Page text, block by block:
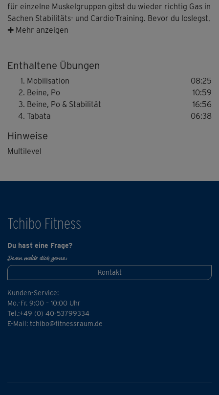
für einzelne Muskelgruppen gibst du wieder richtig Gas in
Sachen Stabilitäts- und Cardio-Training. Bevor du loslegst,
bringt dieses Mal wieder eine Mobilisation Leben in deine
der Beine und Po toll formt. Im nächsten Part sorgen
einbeinige Squats, seitliche Jumps in die Standwaage und
Co. für spürbar mehr Gleichgewicht und Stabilität. Und
jetzt mach dich bereit fürs Tabata-Training mit Skater,
Squats und modellierten Runners. Auf acht
wieder 10 Sekunden Pause.
Schwierigkeitsstufen. Wähle wieder die Variante, die am
✚ Mehr anzeigen
Enthaltene Übungen
Mobilisation
08:25
Beine, Po
10:59
Beine, Po & Stabilität
16:56
Tabata
06:38
Hinweise
Multilevel
Tchibo Fitness
Du hast eine Frage?
Dann melde dich gerne:
Kontakt
Kunden-Service:
Mo.-Fr. 9:00 – 10:00 Uhr
Tel.:+49 (0) 40-53799334
E-Mail: tchibo@fitnessraum.de